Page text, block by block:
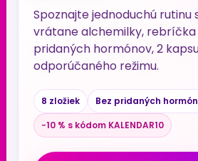
Spoznajte jednoduchú rutinu
vrátane alchemilky, rebríčka
pridaných hormónov, 2
odporúčaného režimu.
8 zložiek
Bez pridaných
−10 % s kódom KALENDAR10